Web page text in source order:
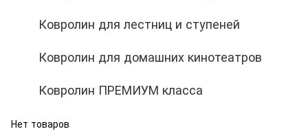
Ковролин для лестниц и ступеней
Ковролин для домашних кинотеатров
Ковролин ПРЕМИУМ класса
Нет товаров